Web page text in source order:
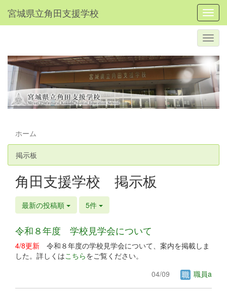
宮城県立角田支援学校
ホーム
掲示板
角田支援学校 掲示板
最新の投稿順 5件
令和８年度 学校見学会について
4/8更新 令和８年度の学校見学会について、案内を掲載しま
した。詳しくはこちらをご覧ください。
04/09
職員a